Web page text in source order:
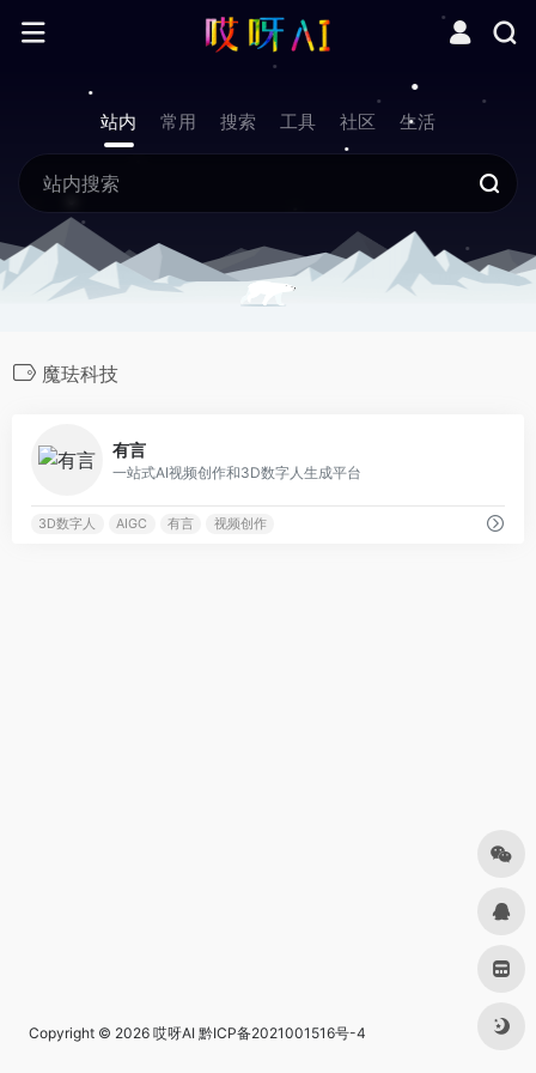
站内 常用 搜索 工具 社区 生活
魔珐科技
有言
一站式AI视频创作和3D数字人生成平台
3D数字人 AIGC 有言 视频创作
Copyright © 2026 哎呀AI 黔ICP备2021001516号-4